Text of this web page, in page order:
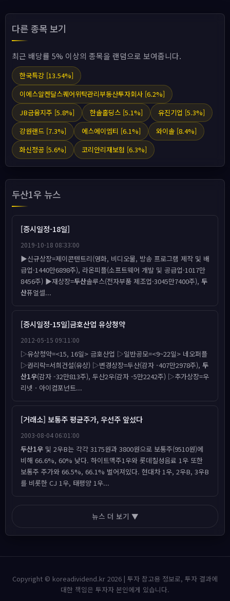
다른 종목 보기
최근 배당률 5% 이상의 종목을 랜덤으로 보여줍니다.
한국특강 [13.54%]
이에스알켄달스퀘어위탁관리부동산투자회사 [6.2%]
JB금융지주 [5.8%]
한솔홀딩스 [5.1%]
유진기업 [5.3%]
강원랜드 [7.3%]
에스에이엠티 [6.1%]
와이솔 [8.4%]
화신정공 [5.6%]
코리안리재보험 [6.3%]
두산1우 뉴스
[증시일정-18일]
2019-10-18 08:33:00
▶신규상장=제이콘텐트리(영화, 비디오물, 방송 프로그램 제작 및 배
급업·1440만6898주), 라온피플(소프트웨어 개발 및 공급업·1017만
8456주) ▶재상장=두산솔루스(전자부품 제조업·3045만7400주), 두
산퓨얼셀...
[증시일정-15일]금호산업 유상청약
2012-05-15 09:11:00
▷유상청약=<15, 16일> 금호산업 ▷일반공모=<9~22일> 네오퍼플
▷권리락=서희건설(유상) ▷변경상장=두산(감자 -407만2978주), 두
산1우(감자 -32만813주), 두산2우(감자 -5만2242주) ▷추가상장=우
리넷ㆍ아이컴포넌트...
[거래소] 보통주 평균주가, 우선주 앞섰다
2003-08-04 06:01:00
두산1우 및 2우B는 각각 3175원과 3800원으로 보통주(9510원)에
비해 66.6%, 60% 낮다. 하이트맥주1우와 롯데칠성음료 1우 또한
보통주 주가와 66.5%, 66.1% 벌어져있다. 현대차 1우, 2우B, 3우B
를 비롯한 CJ 1우, 태평양 1우...
뉴스 더 보기 ▼
Copyright © koreadividend.kr 2026 | 투자 참고용 정보로, 투자 결과에
대한 책임은 투자자 본인에게 있습니다.